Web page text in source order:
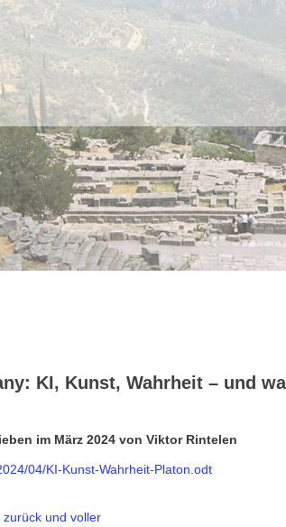
KI, Kunst, Wahrheit – und
im März 2024 von Viktor Rintelen
04/KI-Kunst-Wahrheit-Platon.odt
zurück und voller